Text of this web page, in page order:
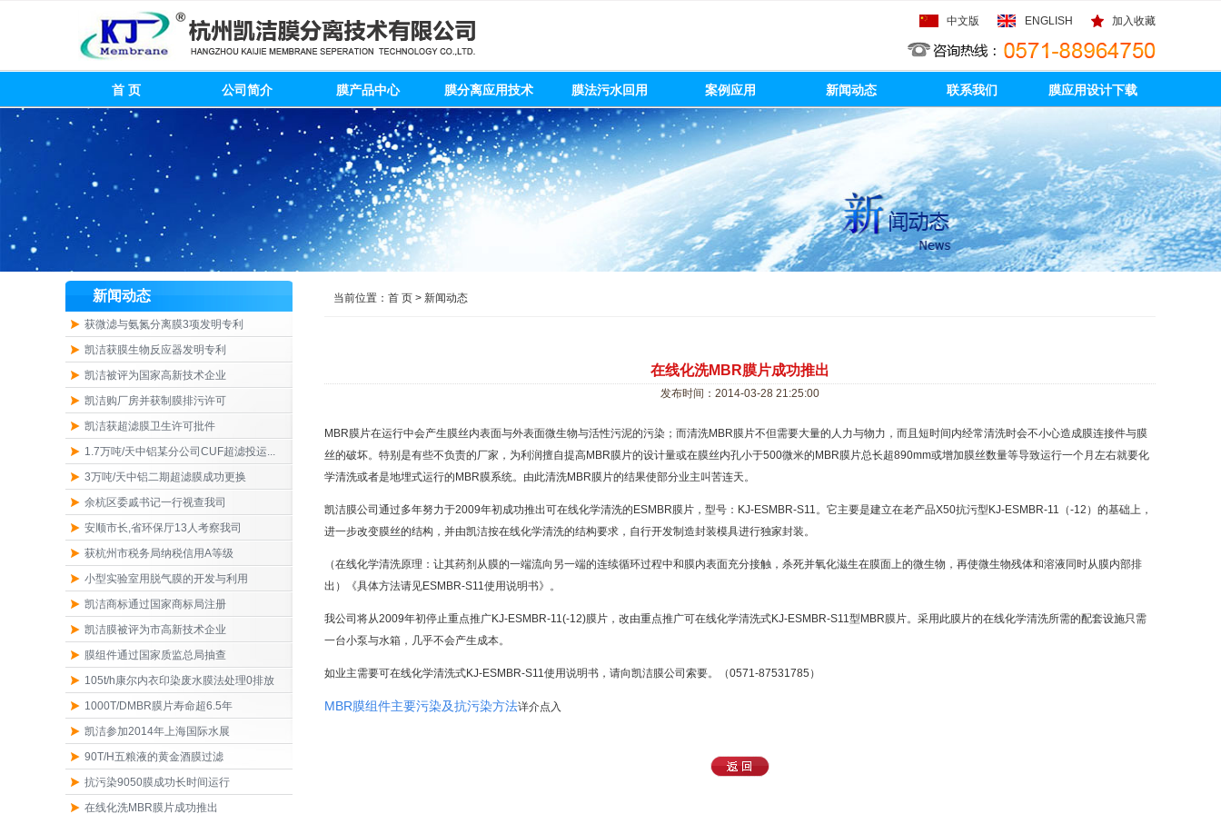
加入收藏
ENGLISH
中文版
首 页 公司简介 膜产品中心 膜分离应用技术 膜法污水回用 案例应用 新闻动态 联系我们 膜应用设计下载
新闻动态
获微滤与氨氮分离膜3项发明专利
凯洁获膜生物反应器发明专利
凯洁被评为国家高新技术企业
凯洁购厂房并获制膜排污许可
凯洁获超滤膜卫生许可批件
1.7万吨/天中铝某分公司CUF超滤投运...
3万吨/天中铝二期超滤膜成功更换
余杭区委戚书记一行视查我司
安顺市长,省环保厅13人考察我司
获杭州市税务局纳税信用A等级
小型实验室用脱气膜的开发与利用
凯洁商标通过国家商标局注册
凯洁膜被评为市高新技术企业
膜组件通过国家质监总局抽查
105t/h康尔内衣印染废水膜法处理0排放
1000T/DMBR膜片寿命超6.5年
凯洁参加2014年上海国际水展
90T/H五粮液的黄金酒膜过滤
抗污染9050膜成功长时间运行
在线化洗MBR膜片成功推出
当前位置： 首 页 > 新闻动态
在线化洗MBR膜片成功推出
发布时间：2014-03-28 21:25:00
MBR膜片在运行中会产生膜丝内表面与外表面微生物与活性污泥的污染；而清洗MBR膜片不但需要大量的人力与物力，而且短时间内经常清洗时会不小心造成膜连接件与膜
丝的破坏。特别是有些不负责的厂家，为利润擅自提高MBR膜片的设计量或在膜丝内孔小于500微米的MBR膜片总长超890mm或增加膜丝数量等导致运行一个月左右就要化
学清洗或者是地埋式运行的MBR膜系统。由此清洗MBR膜片的结果使部分业主叫苦连天。
凯洁膜公司通过多年努力于2009年初成功推出可在线化学清洗的ESMBR膜片，型号：KJ-ESMBR-S11。它主要是建立在老产品X50抗污型KJ-ESMBR-11（-12）的基础上，
进一步改变膜丝的结构，并由凯洁按在线化学清洗的结构要求，自行开发制造封装模具进行独家封装。
（在线化学清洗原理：让其药剂从膜的一端流向另一端的连续循环过程中和膜内表面充分接触，杀死并氧化滋生在膜面上的微生物，再使微生物残体和溶液同时从膜内部排
出）《具体方法请见ESMBR-S11使用说明书》。
我公司将从2009年初停止重点推广KJ-ESMBR-11(-12)膜片，改由重点推广可在线化学清洗式KJ-ESMBR-S11型MBR膜片。采用此膜片的在线化学清洗所需的配套设施只需
一台小泵与水箱，几乎不会产生成本。
如业主需要可在线化学清洗式KJ-ESMBR-S11使用说明书，请向凯洁膜公司索要。（0571-87531785）
MBR膜组件主要污染及抗污染方法详介点入